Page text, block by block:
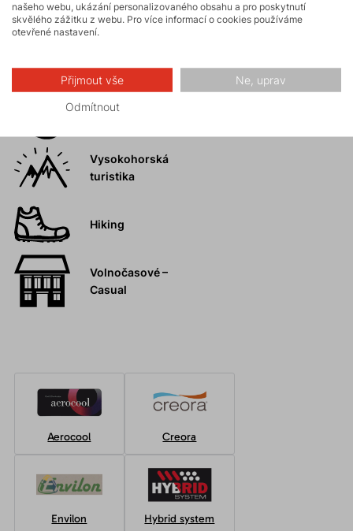
Skalní lezení a
Vysokohorská
turistika
Hiking
Volnočasové –
Casual
Aerocool Creora
Envilon Hybrid system
našeho webu, ukázání personalizovaného obsahu a pro poskytnutí
skvělého zážitku z webu. Pro více informací o cookies používáme
otevřené nastavení.
Přijmout vše Ne, uprav
Odmítnout